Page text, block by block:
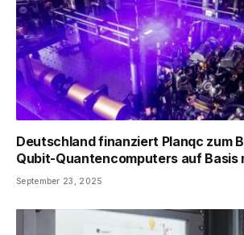
Deutschland finanziert Planqc zum
Qubit-Quantencomputers auf Basis
September 23, 2025